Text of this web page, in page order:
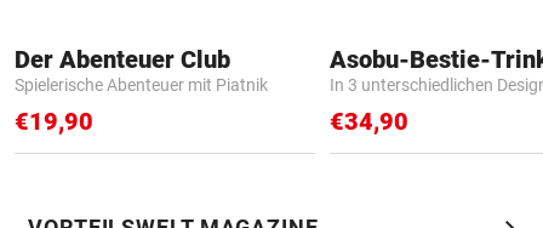
Der Abenteuer Club
Spielerische Abenteuer mit Piatnik
€19,90
Asobu-Bestie-
In 3 unterschiedlichen
€34,90